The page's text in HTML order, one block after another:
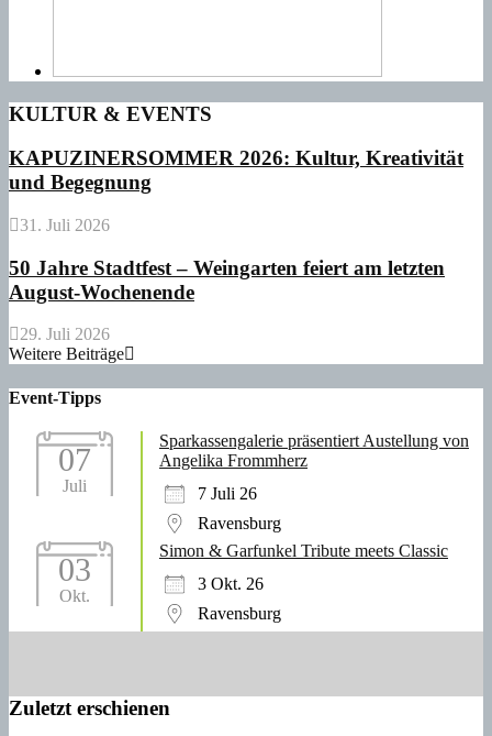
KULTUR & EVENTS
KAPUZINERSOMMER 2026: Kultur, Kreativität
und Begegnung
31. Juli 2026
50 Jahre Stadtfest – Weingarten feiert am letzten
August-Wochenende
29. Juli 2026
Weitere Beiträge
Event-Tipps
07
Juli
Sparkassengalerie präsentiert Austellung von
Angelika Frommherz
7 Juli 26
Ravensburg
03
Okt.
Simon & Garfunkel Tribute meets Classic
3 Okt. 26
Ravensburg
Zuletzt erschienen